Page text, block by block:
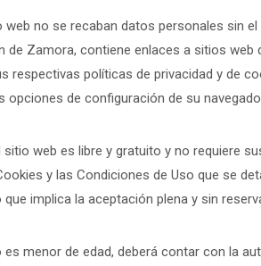
web no se recaban datos personales sin
de Zamora, contiene enlaces a sitios
respectivas políticas de privacidad y de
opciones de configuración de su
sitio web es libre y gratuito y no requiere
y las Condiciones de Uso que se
que implica la aceptación plena y sin
es menor de edad, deberá contar con la